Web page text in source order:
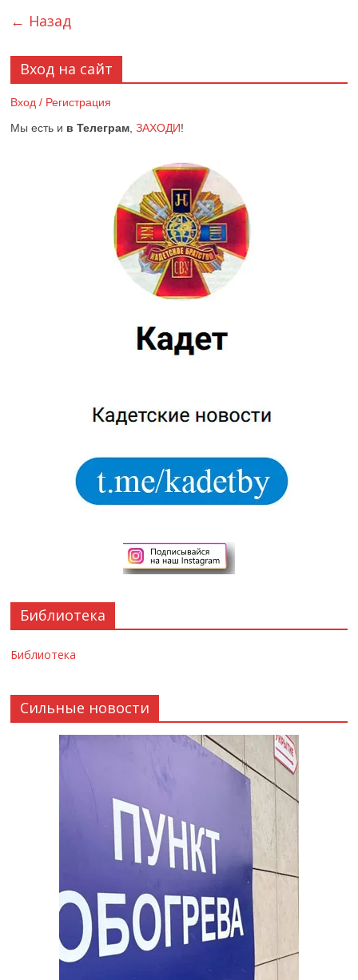
← Назад
Вход на сайт
Вход / Регистрация
Мы есть и в Телеграм ,ЗАХОДИ!
Библиотека
Библиотека
Сильные новости